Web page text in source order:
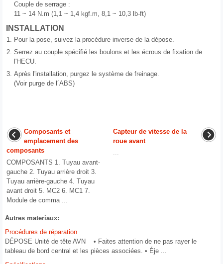
Couple de serrage :
11 ~ 14 N.m (1,1 ~ 1,4 kgf.m, 8,1 ~ 10,3 lb-ft)
INSTALLATION
1. Pour la pose, suivez la procédure inverse de la dépose.
2. Serrez au couple spécifié les boulons et les écrous de fixation de
l'HECU.
3. Après l'installation, purgez le système de freinage.
(Voir purge de l´ABS)
Composants et
emplacement des
composants
COMPOSANTS 1. Tuyau avant-
gauche 2. Tuyau arrière droit 3.
Tuyau arrière-gauche 4. Tuyau
avant droit 5. MC2 6. MC1 7.
Module de comma ...
Capteur de vitesse de la
roue avant
...
Autres materiaux:
Procédures de réparation
DÉPOSE Unité de tête AVN • Faites attention de ne pas rayer le
tableau de bord central et les pièces associées. • Éje ...